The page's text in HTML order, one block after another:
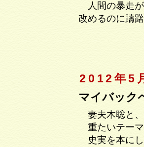
人間の暴走が
改めるのに躊
2012年5
マイバック
妻夫木聡と
重たいテー
史実を本にし